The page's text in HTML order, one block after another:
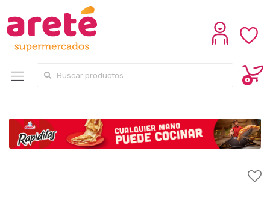
Search for:
0